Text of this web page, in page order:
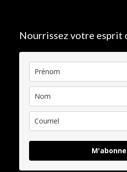
Nourrissez votre esprit